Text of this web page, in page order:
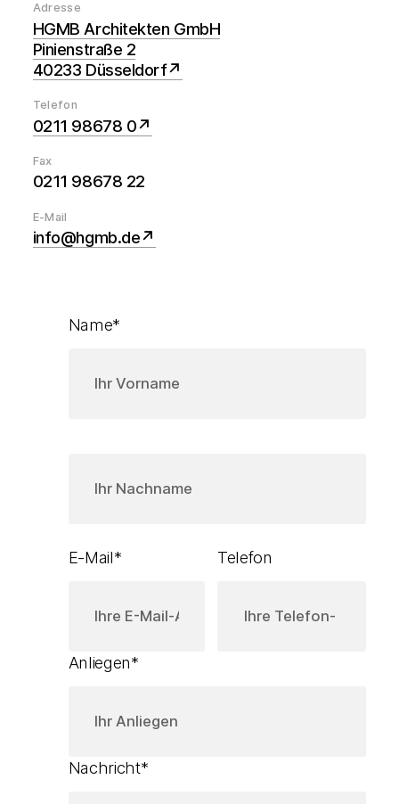
Adresse
HGMB Architekten GmbH
Pinienstraße 2
40233 Düsseldorf
Telefon
0211 98678 0
Fax
0211 98678 22
E-Mail
info@hgmb.de
Name*
E-Mail* Telefon
Anliegen*
Nachricht*